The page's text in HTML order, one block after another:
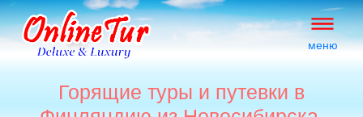
меню
Горящие туры и путевки в